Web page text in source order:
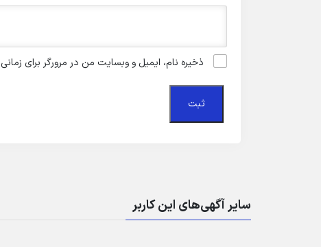
ذخیره نام، ایمیل و وبسایت من در مرورگر برای
سایر آگهی‌های این کاربر